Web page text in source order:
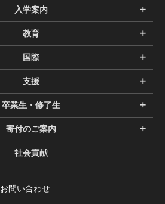
入学案内
教育
国際
支援
卒業生・修了生
寄付のご案内
社会貢献
お問い合わせ